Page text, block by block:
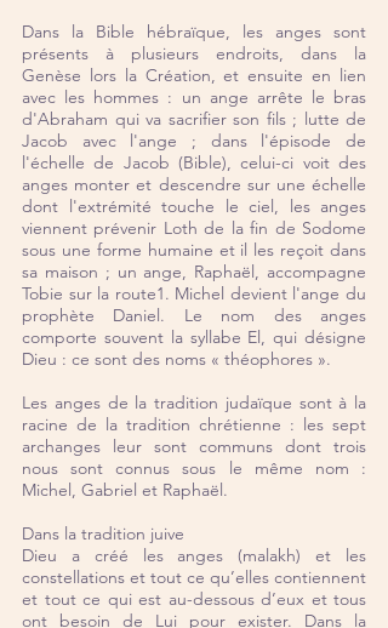
Dans la Bible hébraïque, les anges sont
présents à plusieurs endroits, dans la
Genèse lors la Création, et ensuite en lien
avec les hommes : un ange arrête le bras
d'Abraham qui va sacrifier son fils ; lutte de
Jacob avec l'ange ; dans l'épisode de
l'échelle de Jacob (Bible), celui-ci voit des
anges monter et descendre sur une échelle
dont l'extrémité touche le ciel, les anges
viennent prévenir Loth de la fin de Sodome
sous une forme humaine et il les reçoit dans
sa maison ; un ange, Raphaël, accompagne
Tobie sur la route1. Michel devient l'ange du
prophète Daniel. Le nom des anges
comporte souvent la syllabe El, qui désigne
Dieu : ce sont des noms « théophores ».
Les anges de la tradition judaïque sont à la
racine de la tradition chrétienne : les sept
archanges leur sont communs dont trois
nous sont connus sous le même nom :
Michel, Gabriel et Raphaël.
Dans la tradition juive
Dieu a créé les anges (malakh) et les
constellations et tout ce qu’elles contiennent
et tout ce qui est au-dessous d’eux et tous
ont besoin de Lui pour exister. Dans la